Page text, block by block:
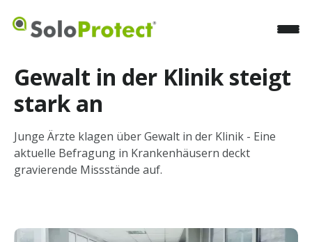
Gewalt in der Klinik steigt
stark an
Junge Ärzte klagen über Gewalt in der Klinik - Eine
aktuelle Befragung in Krankenhäusern deckt
gravierende Missstände auf.